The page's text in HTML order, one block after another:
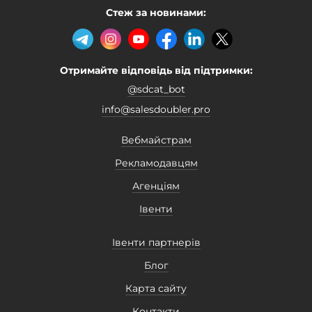
Стеж за новинами:
Отримайте відповідь від підтримки:
@sdcat_bot
info@salesdoubler.pro
Вебмайстрам
Рекламодавцям
Агенціям
Івенти
Івенти партнерів
Блог
Карта сайту